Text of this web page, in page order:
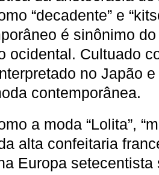
“decadente” e
é sinônimo
ocidental. Cultuado
no Japão
contemporânea.
a moda “Lolita”,
alta confeitaria
Europa